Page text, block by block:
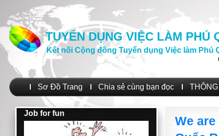
TUYỂN DỤNG VIỆC LÀM PHÚ
Kết nối Cộng đồng Tuyển dụng Việc làm Phú
Sơ Đồ Trang Chia sẻ cùng bạn đọc
Job for fun
We